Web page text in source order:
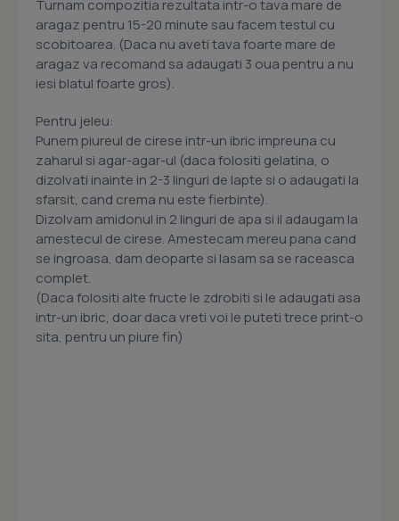
Turnam compozitia rezultata intr-o tava mare de
aragaz pentru 15-20 minute sau facem testul cu
scobitoarea. (Daca nu aveti tava foarte mare de
aragaz va recomand sa adaugati 3 oua pentru a nu
iesi blatul foarte gros).
Pentru jeleu:
Punem piureul de cirese intr-un ibric impreuna cu
zaharul si agar-agar-ul (daca folositi gelatina, o
dizolvati inainte in 2-3 linguri de lapte si o adaugati la
sfarsit, cand crema nu este fierbinte).
Dizolvam amidonul in 2 linguri de apa si il adaugam la
amestecul de cirese. Amestecam mereu pana cand
se ingroasa, dam deoparte si lasam sa se raceasca
complet.
(Daca folositi alte fructe le zdrobiti si le adaugati asa
intr-un ibric, doar daca vreti voi le puteti trece print-o
sita, pentru un piure fin)